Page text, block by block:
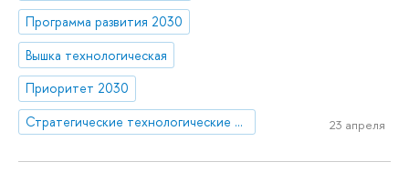
Программа развития 2030
Вышка технологическая
Приоритет 2030
Стратегические технологические проекты
23 апреля